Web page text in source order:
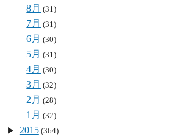
8月 (31)
7月 (31)
6月 (30)
5月 (31)
4月 (30)
3月 (32)
2月 (28)
1月 (32)
2015(364)